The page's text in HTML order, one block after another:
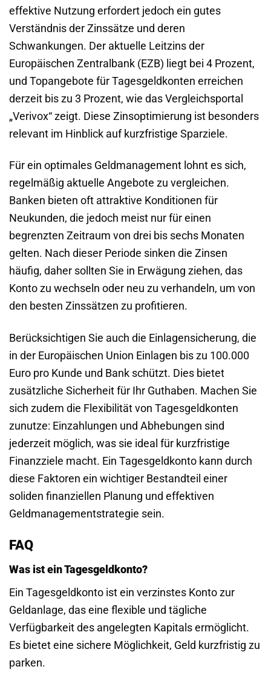
effektive Nutzung erfordert jedoch ein gutes
Verständnis der Zinssätze und deren
Schwankungen. Der aktuelle Leitzins der
Europäischen Zentralbank (EZB) liegt bei 4 Prozent,
und Topangebote für Tagesgeldkonten erreichen
derzeit bis zu 3 Prozent, wie das Vergleichsportal
„Verivox“ zeigt. Diese Zinsoptimierung ist besonders
relevant im Hinblick auf kurzfristige Sparziele.
Für ein optimales Geldmanagement lohnt es sich,
regelmäßig aktuelle Angebote zu vergleichen.
Banken bieten oft attraktive Konditionen für
Neukunden, die jedoch meist nur für einen
begrenzten Zeitraum von drei bis sechs Monaten
gelten. Nach dieser Periode sinken die Zinsen
häufig, daher sollten Sie in Erwägung ziehen, das
Konto zu wechseln oder neu zu verhandeln, um von
den besten Zinssätzen zu profitieren.
Berücksichtigen Sie auch die Einlagensicherung, die
in der Europäischen Union Einlagen bis zu 100.000
Euro pro Kunde und Bank schützt. Dies bietet
zusätzliche Sicherheit für Ihr Guthaben. Machen Sie
sich zudem die Flexibilität von Tagesgeldkonten
zunutze: Einzahlungen und Abhebungen sind
jederzeit möglich, was sie ideal für kurzfristige
Finanzziele macht. Ein Tagesgeldkonto kann durch
diese Faktoren ein wichtiger Bestandteil einer
soliden finanziellen Planung und effektiven
Geldmanagementstrategie sein.
FAQ
Was ist ein Tagesgeldkonto?
Ein Tagesgeldkonto ist ein verzinstes Konto zur
Geldanlage, das eine flexible und tägliche
Verfügbarkeit des angelegten Kapitals ermöglicht.
Es bietet eine sichere Möglichkeit, Geld kurzfristig zu
parken.